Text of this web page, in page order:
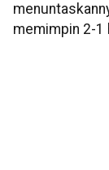
memimpin 2-1